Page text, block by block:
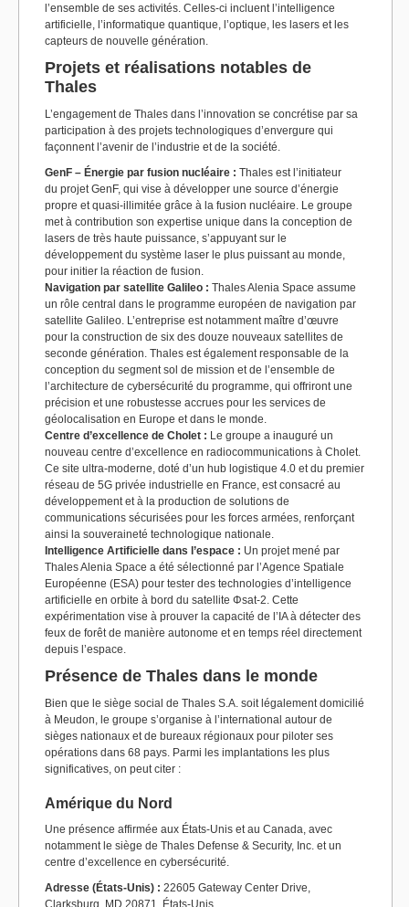
l’ensemble de ses activités. Celles-ci incluent l’intelligence
artificielle, l’informatique quantique, l’optique, les lasers et les
capteurs de nouvelle génération.
Projets et réalisations notables de
Thales
L’engagement de Thales dans l’innovation se concrétise par sa
participation à des projets technologiques d’envergure qui
façonnent l’avenir de l’industrie et de la société.
GenF – Énergie par fusion nucléaire : Thales est l’initiateur
du projet GenF, qui vise à développer une source d’énergie
propre et quasi-illimitée grâce à la fusion nucléaire. Le groupe
met à contribution son expertise unique dans la conception de
lasers de très haute puissance, s’appuyant sur le
développement du système laser le plus puissant au monde,
pour initier la réaction de fusion.
Navigation par satellite Galileo : Thales Alenia Space assume
un rôle central dans le programme européen de navigation par
satellite Galileo. L’entreprise est notamment maître d’œuvre
pour la construction de six des douze nouveaux satellites de
seconde génération. Thales est également responsable de la
conception du segment sol de mission et de l’ensemble de
l’architecture de cybersécurité du programme, qui offriront une
précision et une robustesse accrues pour les services de
géolocalisation en Europe et dans le monde.
Centre d’excellence de Cholet : Le groupe a inauguré un
nouveau centre d’excellence en radiocommunications à Cholet.
Ce site ultra-moderne, doté d’un hub logistique 4.0 et du premier
réseau de 5G privée industrielle en France, est consacré au
développement et à la production de solutions de
communications sécurisées pour les forces armées, renforçant
ainsi la souveraineté technologique nationale.
Intelligence Artificielle dans l’espace : Un projet mené par
Thales Alenia Space a été sélectionné par l’Agence Spatiale
Européenne (ESA) pour tester des technologies d’intelligence
artificielle en orbite à bord du satellite Φsat-2. Cette
expérimentation vise à prouver la capacité de l’IA à détecter des
feux de forêt de manière autonome et en temps réel directement
depuis l’espace.
Présence de Thales dans le monde
Bien que le siège social de Thales S.A. soit légalement domicilié
à Meudon, le groupe s’organise à l’international autour de
sièges nationaux et de bureaux régionaux pour piloter ses
opérations dans 68 pays. Parmi les implantations les plus
significatives, on peut citer :
Amérique du Nord
Une présence affirmée aux États-Unis et au Canada, avec
notamment le siège de Thales Defense & Security, Inc. et un
centre d’excellence en cybersécurité.
Adresse (États-Unis) : 22605 Gateway Center Drive,